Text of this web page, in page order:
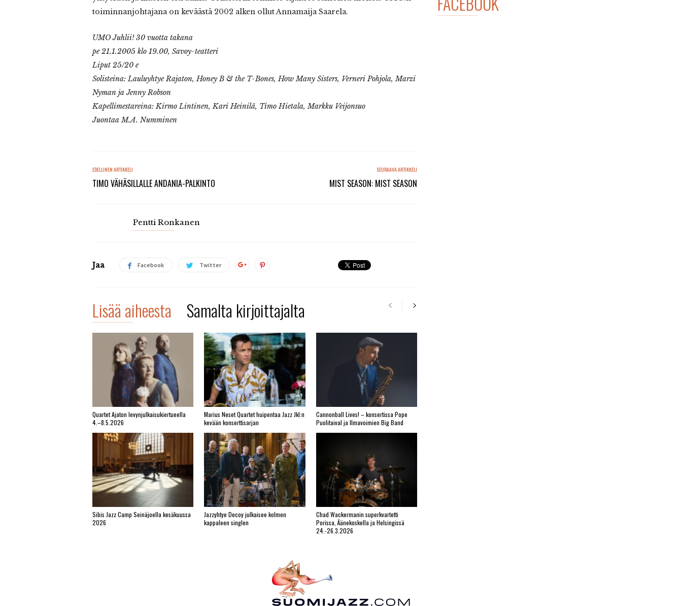
toiminnanjohtajana on keväästä 2002 alken ollut Annamaija Saarela.
UMO Juhlii! 30 vuotta takana
pe 21.1.2005 klo 19.00, Savoy-teatteri
Liput 25/20 e
Solisteina: Lauluyhtye Rajaton, Honey B & the T-Bones, How Many Sisters, Verneri Pohjola, Marzi
Nyman ja Jenny Robson
Kapellimestareina: Kirmo Lintinen, Kari Heinilä, Timo Hietala, Markku Veijonsuo
Juontaa M.A. Numminen
EDELLINEN ARTIKKELI
TIMO VÄHÄSILLALLE ANDANIA-PALKINTO
SEURAAVA ARTIKKELI
MIST SEASON: MIST SEASON
Pentti Ronkanen
Jaa Facebook Twitter
Lisää aiheesta Samalta kirjoittajalta
Quartet Ajaton levynjulkaisukiertueella
4.–8.5.2026
Marius Neset Quartet huipentaa Jazz Jkl:n
kevään konserttisarjan
Cannonball Lives! – konsertissa Pope
Puolitaival ja Ilmavoimien Big Band
Sibis Jazz Camp Seinäjoella kesäkuussa
2026
Jazzyhtye Decoy julkaisee kolmen
kappaleen singlen
Chad Wackermanin superkvartetti
Porissa, Äänekoskella ja Helsingissä
24.-26.3.2026